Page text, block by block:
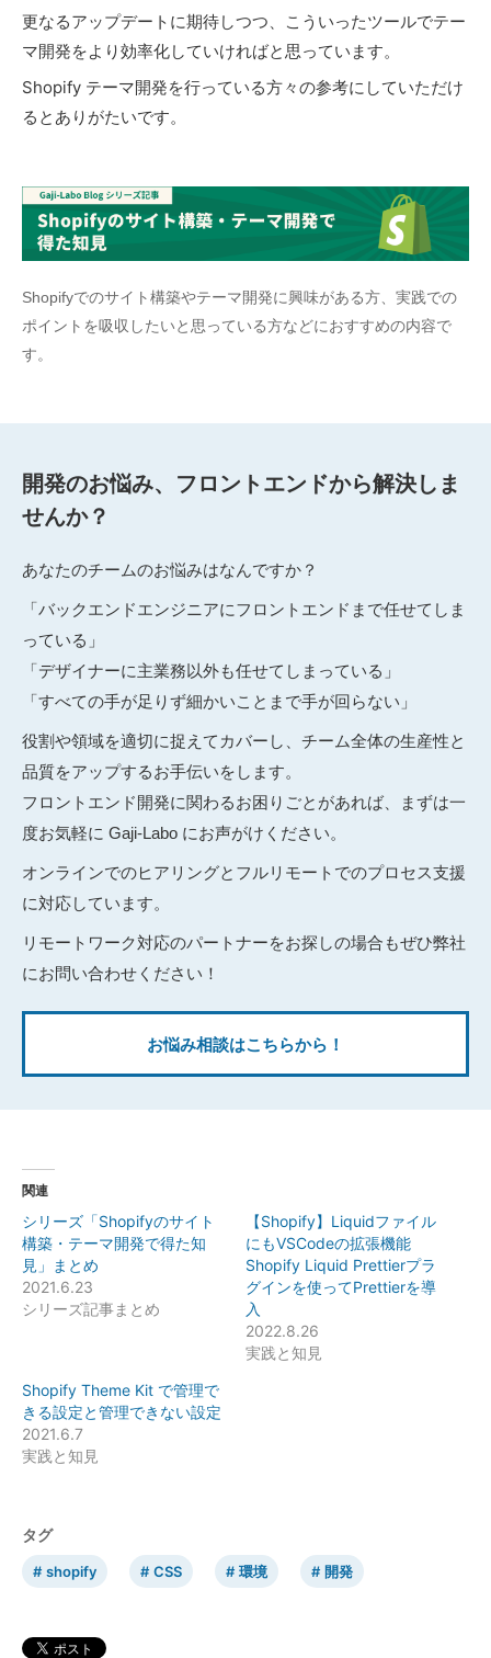
更なるアップデートに期待しつつ、こういったツールでテー
マ開発をより効率化していければと思っています。
Shopify テーマ開発を行っている方々の参考にしていただけ
るとありがたいです。
Shopifyでのサイト構築やテーマ開発に興味がある方、実践での
ポイントを吸収したいと思っている方などにおすすめの内容で
す。
開発のお悩み、フロントエンドから解決しま
せんか？
あなたのチームのお悩みはなんですか？
「バックエンドエンジニアにフロントエンドまで任せてしま
っている」
「デザイナーに主業務以外も任せてしまっている」
「すべての手が足りず細かいことまで手が回らない」
役割や領域を適切に捉えてカバーし、チーム全体の生産性と
品質をアップするお手伝いをします。
フロントエンド開発に関わるお困りごとがあれば、まずは一
度お気軽に Gaji-Labo にお声がけください。
オンラインでのヒアリングとフルリモートでのプロセス支援
に対応しています。
リモートワーク対応のパートナーをお探しの場合もぜひ弊社
にお問い合わせください！
お悩み相談はこちらから！
関連
シリーズ「Shopifyのサイト
構築・テーマ開発で得た知
見」まとめ
2021.6.23
シリーズ記事まとめ
【Shopify】Liquidファイル
にもVSCodeの拡張機能
Shopify Liquid Prettierプラ
グインを使ってPrettierを導
入
2022.8.26
実践と知見
Shopify Theme Kit で管理で
きる設定と管理できない設定
2021.6.7
実践と知見
タグ
shopify CSS 環境 開発